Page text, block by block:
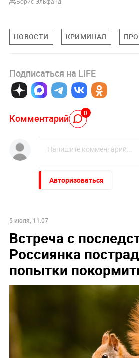
НОВОСТИ КРИМИНАЛ
Подписаться на LIFE
Комментарий 0
Авторизоваться
5 июля, 11:07
Встреча с
Россиянка
попытки